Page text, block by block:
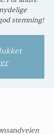
stemning!